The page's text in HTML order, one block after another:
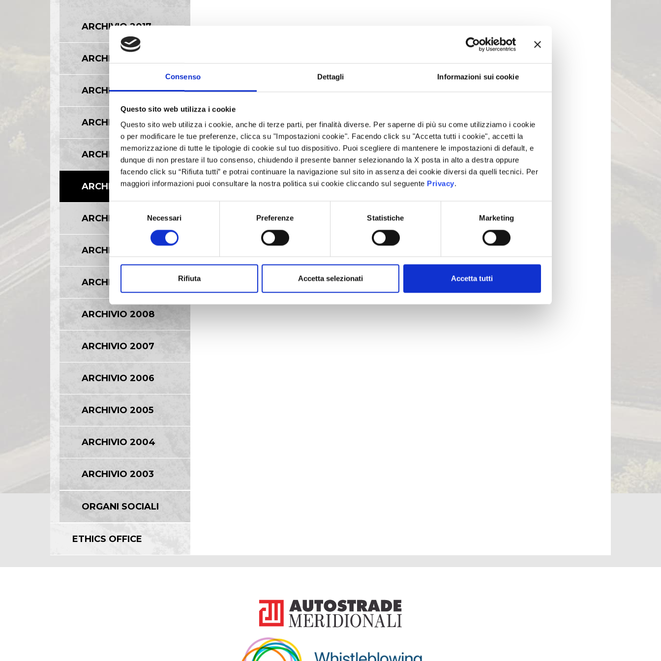
Consenso Dettagli Informazioni sui cookie
Questo sito web utilizza i cookie
Questo sito web utilizza i cookie, anche di terze parti, per finalità diverse. Per saperne di più su come utilizziamo i cookie
o per modificare le tue preferenze, clicca su "Impostazioni cookie". Facendo click su "Accetta tutti i cookie", accetti la
memorizzazione di tutte le tipologie di cookie sul tuo dispositivo. Puoi scegliere di mantenere le impostazioni di default, e
dunque di non prestare il tuo consenso, chiudendo il presente banner selezionando la X posta in alto a destra oppure
facendo click su “Rifiuta tutti” e potrai continuare la navigazione sul sito in assenza dei cookie diversi da quelli tecnici. Per
maggiori informazioni puoi consultare la nostra politica sui cookie cliccando sul seguente Privacy.
Necessari Preferenze Statistiche Marketing
Rifiuta Accetta selezionati Accetta tutti
ARCHIVIO 2017
ARCHIVIO 2016
ARCHIVIO 2015
ARCHIVIO 2014
ARCHIVIO 2013
ARCHIVIO 2012
ARCHIVIO 2011
ARCHIVIO 2010
ARCHIVIO 2009
ARCHIVIO 2008
ARCHIVIO 2007
ARCHIVIO 2006
ARCHIVIO 2005
ARCHIVIO 2004
ARCHIVIO 2003
ORGANI SOCIALI
ETHICS OFFICE